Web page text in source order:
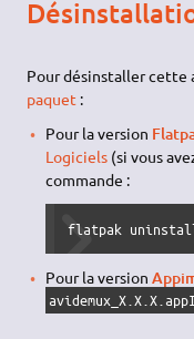
Pour désinstaller cette
paquet :
Pour la version
Logiciels(si vous
commande :
flatpak uninstall
Pour la version